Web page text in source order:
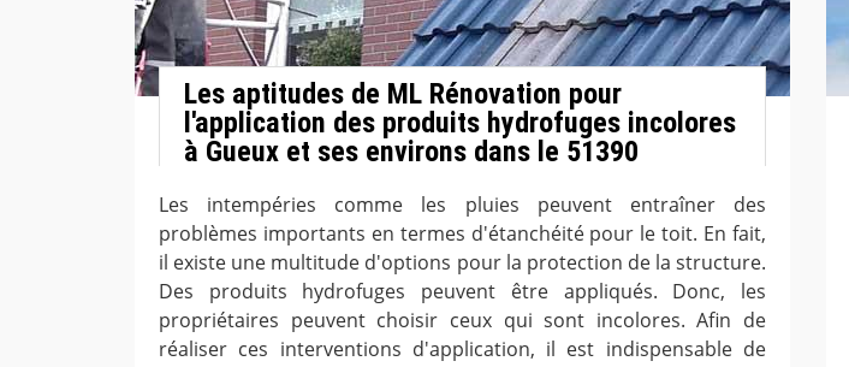
Les aptitudes de ML Rénovation pour
l'application des produits hydrofuges incolores
à Gueux et ses environs dans le 51390
Les intempéries comme les pluies peuvent entraîner des
problèmes importants en termes d'étanchéité pour le toit. En fait,
il existe une multitude d'options pour la protection de la structure.
Des produits hydrofuges peuvent être appliqués. Donc, les
propriétaires peuvent choisir ceux qui sont incolores. Afin de
réaliser ces interventions d'application, il est indispensable de